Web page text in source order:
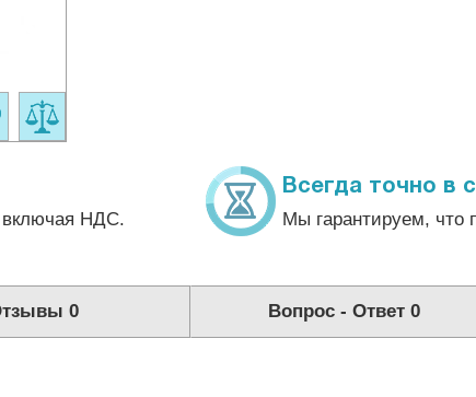
включая НДС.
Всегда точно в
Мы гарантируем, что
0 Вопрос - Ответ0